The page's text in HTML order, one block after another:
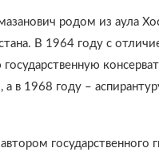
родом из аула
В 1964 году с
в 1968 году –
государственного